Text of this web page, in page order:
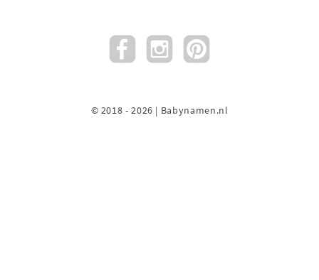
© 2018 - 2026 | Babynamen.nl